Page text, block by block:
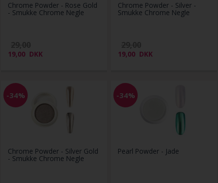
Chrome Powder - Rose Gold
- Smukke Chrome Negle
19,00 DKK
Chrome Powder - Silver -
Smukke Chrome Negle
19,00 DKK
-34%
Chrome Powder - Silver Gold
- Smukke Chrome Negle
-34%
Pearl Powder - Jade